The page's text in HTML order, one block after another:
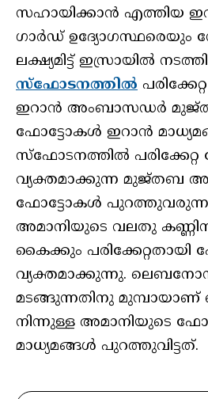
സഹായിക്കാന്‍ എത്തിയ
ഗാര്‍ഡ് ഉദ്യോഗസ്ഥരെയും
ലക്ഷ്യമിട്ട് ഇസ്രായില്‍
സ്‌ഫോടനത്തില്‍
ഇറാന്‍ അംബാസഡര്‍
ഫോട്ടോകള്‍ ഇറാന്‍
സ്‌ഫോടനത്തില്‍
വ്യക്തമാക്കുന്ന മുജ്തബ
ഫോട്ടോകള്‍
അമാനിയുടെ വലതു
കൈക്കും പരിക്കേറ്റതായി
വ്യക്തമാക്കുന്നു.
മടങ്ങുന്നതിനു മുമ്പായാണ്
നിന്നുള്ള അമാനിയുടെ
മാധ്യമങ്ങള്‍ പുറത്തുവിട്ടത്.